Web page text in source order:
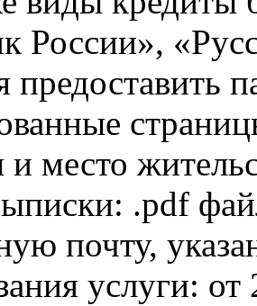
России»,
предоставить
место
.pdf
почту,
услуги: от